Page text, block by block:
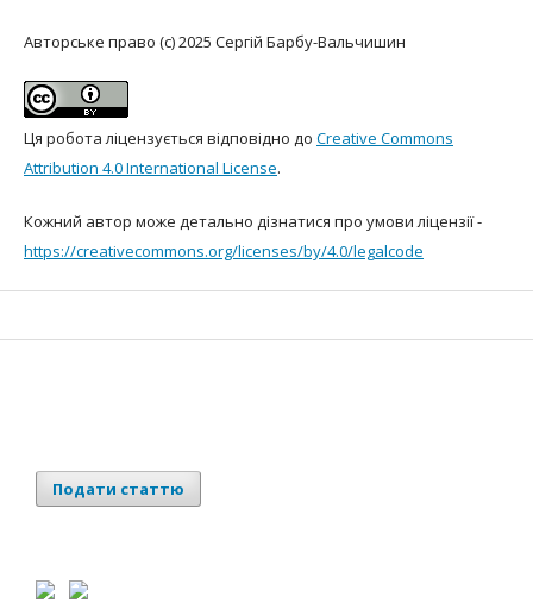
Авторське право (c) 2025 Сергій Барбу-Вальчишин
Ця робота ліцензується відповідно до Creative Commons
Attribution 4.0 International License.
Кожний автор може детально дізнатися про умови ліцензії -
https://creativecommons.org/licenses/by/4.0/legalcode
Подати статтю